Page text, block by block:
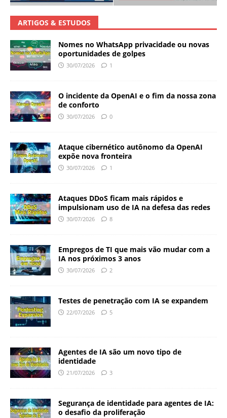
ARTIGOS & ESTUDOS
Nomes no WhatsApp privacidade ou novas
oportunidades de golpes
30/07/2026 1
O incidente da OpenAI e o fim da nossa zona
de conforto
30/07/2026 0
Ataque cibernético autônomo da OpenAI
expõe nova fronteira
30/07/2026 1
Ataques DDoS ficam mais rápidos e
impulsionam uso de IA na defesa das redes
30/07/2026 8
Empregos de TI que mais vão mudar com a
IA nos próximos 3 anos
30/07/2026 2
Testes de penetração com IA se expandem
22/07/2026 5
Agentes de IA são um novo tipo de
identidade
21/07/2026 3
Segurança de identidade para agentes de IA:
o desafio da proliferação